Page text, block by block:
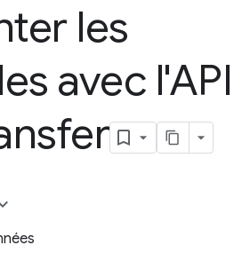
les
avec l'API